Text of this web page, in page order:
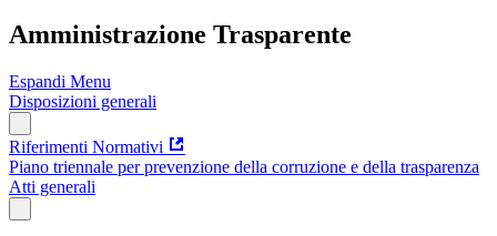
Amministrazione Trasparente
Espandi Menu
Disposizioni generali
Riferimenti Normativi
Piano triennale per prevenzione della corruzione e della trasparenza
Atti generali